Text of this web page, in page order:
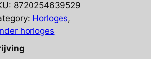
8720254639529
Horloges
horloges